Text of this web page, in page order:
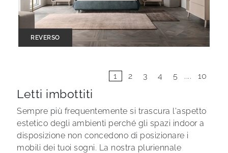
REVERSO
1 2 3 4 5 .... 10
Letti imbottiti
Sempre più frequentemente si trascura l'aspetto
estetico degli ambienti perché gli spazi indoor a
disposizione non concedono di posizionare i
mobili dei tuoi sogni. La nostra pluriennale